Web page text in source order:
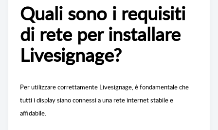
Quali sono i requisiti
di rete per installare
Livesignage?
Per utilizzare correttamente Livesignage, è fondamentale che
tutti i display siano connessi a una rete internet stabile e
affidabile.